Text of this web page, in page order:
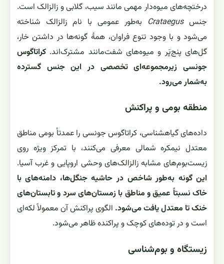
درختچه‌های میوه‌دار مهمی مانند سیب، گلابی و زالزالک است.
جنسCrataegus به‌طور عمومی با نام زالزالک شناخته
می‌شود و با وجود تنوع فراوان، همهٔ گونه‌ها در داشتن خار،
گل‌های پنج‌پَر و میوه‌های شفت‌مانند مشترک‌اند.کراتاگوس
جونسی زیرمجموعه‌ای تخصصی در این جنس گسترده
به‌شمار می‌رود.
منطقه بومی و پراکنش
داده‌های گیاهشناسی، کراتاگوس جونسی را عمدتاً بومی مناطق
معتدل نیمکره شمالی معرفی می‌کنند، با تمرکز ویژه روی
زیست‌بوم‌های مشابه زالزالک‌های وحشی اروپایی و غرب آسیا.
این گونه به‌طور شاخص در حاشیه جنگل‌ها، دامنه‌های با
خاک نسبتاً عمیق و مناطق با زمستان‌های سرد و تابستان‌های
خنک تا معتدل یافت می‌شود. الگوی پراکنش آن معمولاً لکه‌ای
است و در توده‌های کوچک و پراکنده ظاهر می‌شود.
زیستگاه و بوم‌شناسی